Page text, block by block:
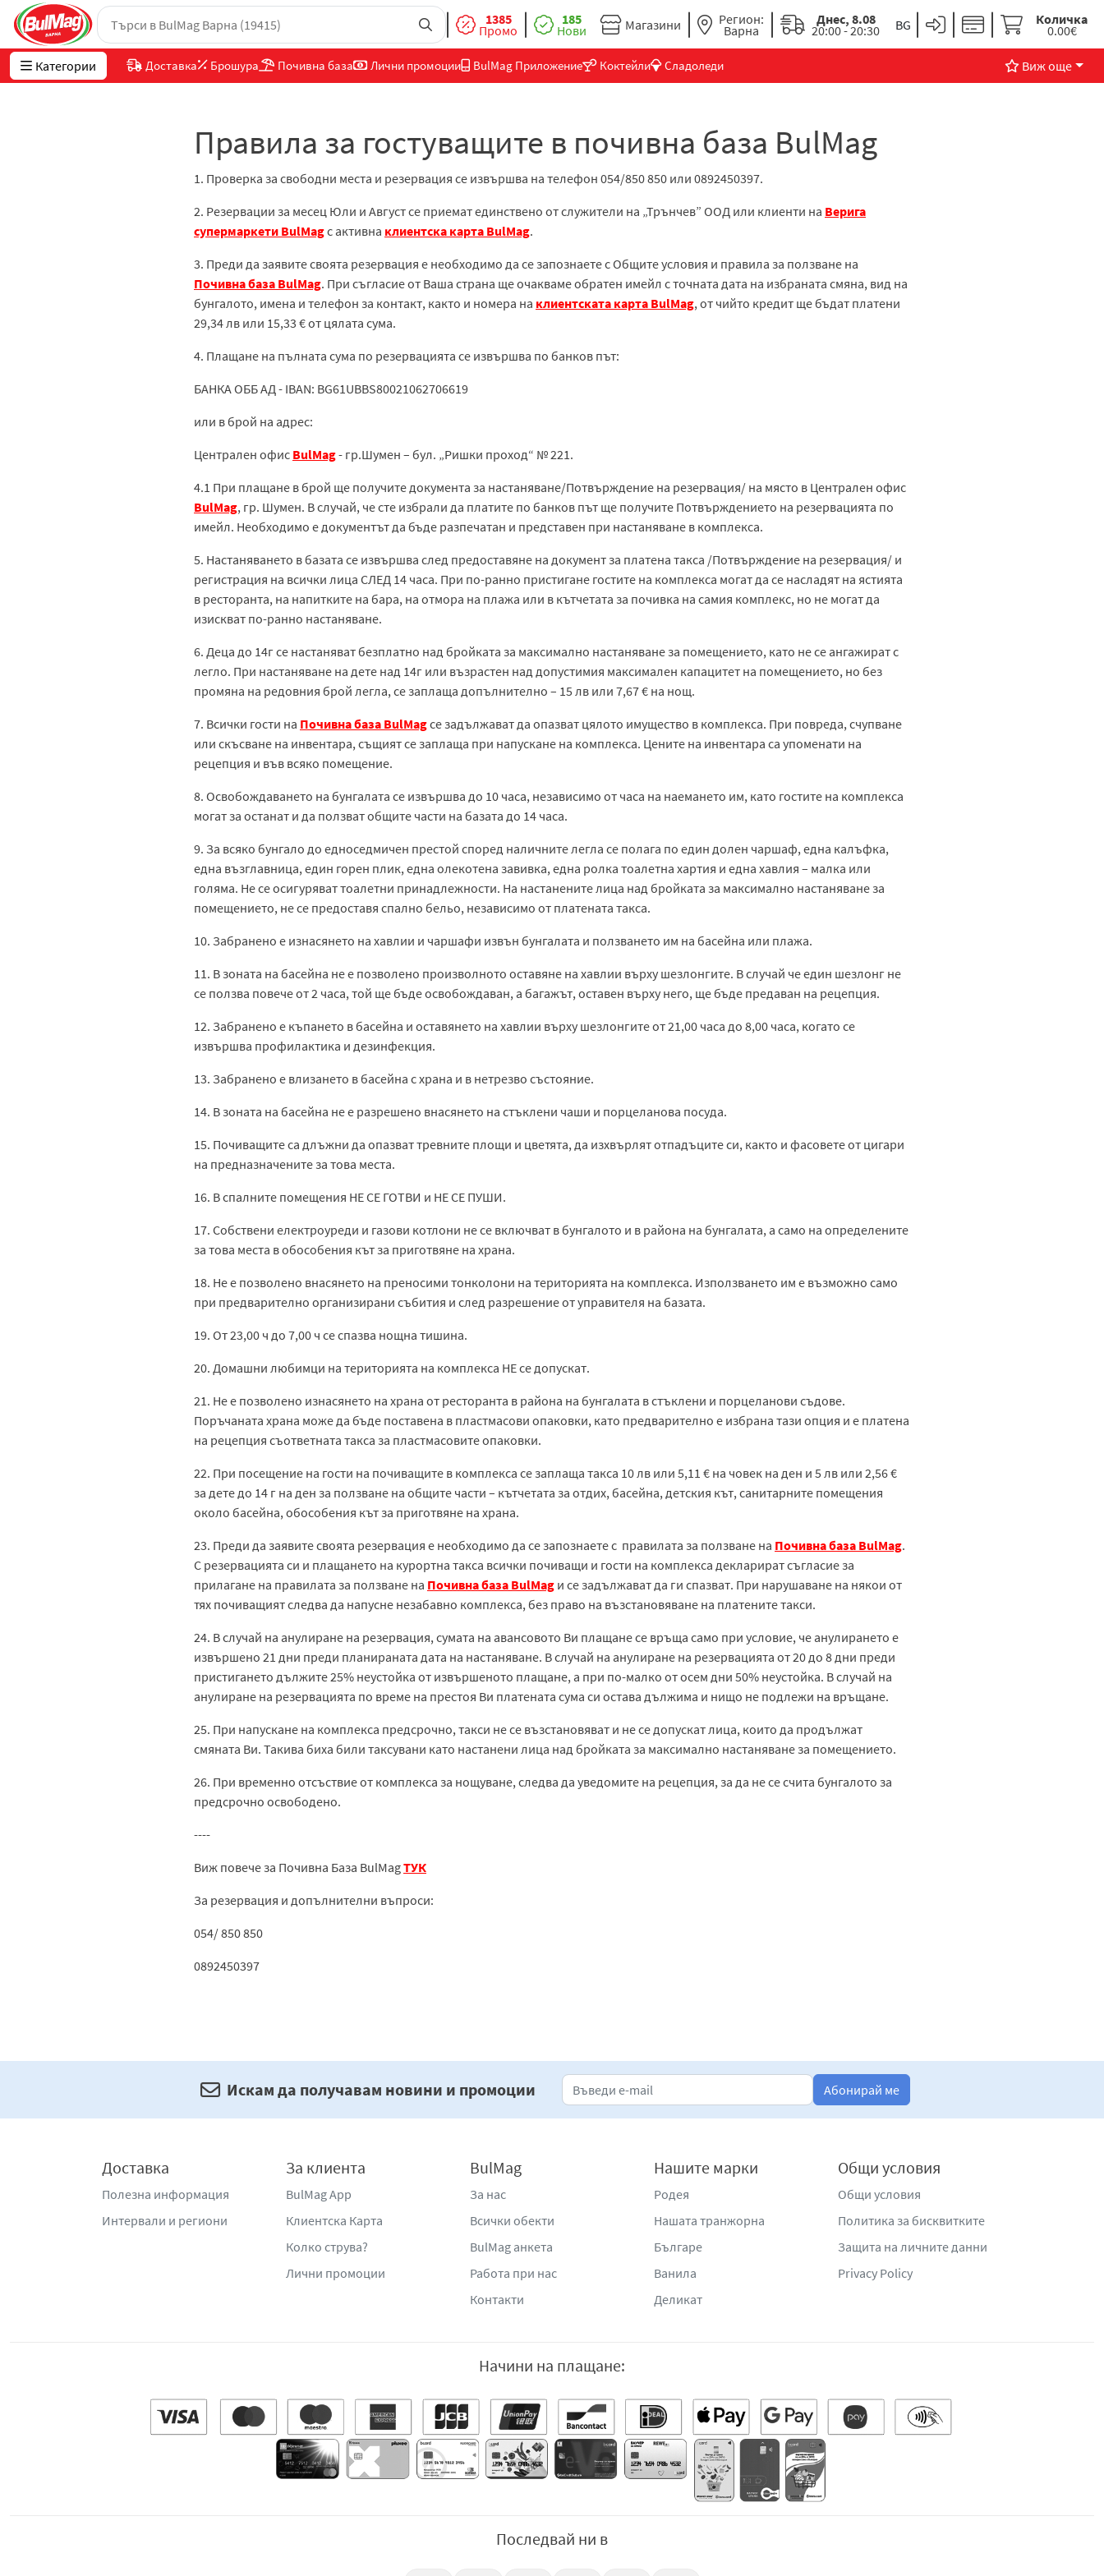
1385
Промо
185
Нови Магазини Регион:
Варна
Днес, 8.08
20:00 - 20:30
Количка
0.00€
Категории Доставка Брошура Почивна база Лични промоции BulMag Приложение Коктейли Сладоледи Виж още
Правила за гостуващите в почивна база BulMag
1. Проверка за свободни места и резервация се извършва на телефон 054/850 850 или 0892450397.
2. Резервации за месец Юли и Август се приемат единствено от служители на „Трънчев” ООД или клиенти на Верига
супермаркети BulMagс активна клиентска карта BulMag.
3. Преди да заявите своята резервация е необходимо да се запознаете с Общите условия и правила за ползване на
Почивна база BulMag. При съгласие от Ваша страна ще очакваме обратен имейл с точната дата на избраната смяна, вид на
бунгалото, имена и телефон за контакт, както и номера на клиентската карта BulMag, от чийто кредит ще бъдат платени
29,34 лв или 15,33 € от цялата сума.
4. Плащане на пълната сума по резервацията се извършва по банков път:
БАНКА ОББ АД - IBAN: BG61UBBS80021062706619
или в брой на адрес:
Централен офис BulMag- гр.Шумен – бул. „Ришки проход“ № 221.
4.1 При плащане в брой ще получите документа за настаняване/Потвърждение на резервация/ на място в Централен офис
BulMag, гр. Шумен. В случай, че сте избрали да платите по банков път ще получите Потвърждението на резервацията по
имейл. Необходимо е документът да бъде разпечатан и представен при настаняване в комплекса.
5. Настаняването в базата се извършва след предоставяне на документ за платена такса /Потвърждение на резервация/ и
регистрация на всички лица СЛЕД 14 часа. При по-ранно пристигане гостите на комплекса могат да се насладят на ястията
в ресторанта, на напитките на бара, на отмора на плажа или в кътчетата за почивка на самия комплекс, но не могат да
изискват по-ранно настаняване.
6. Деца до 14г се настаняват безплатно над бройката за максимално настаняване за помещението, като не се ангажират с
легло. При настаняване на дете над 14г или възрастен над допустимия максимален капацитет на помещението, но без
промяна на редовния брой легла, се заплаща допълнително – 15 лв или 7,67 € на нощ.
7. Всички гости на Почивна база BulMagсе задължават да опазват цялото имущество в комплекса. При повреда, счупване
или скъсване на инвентара, същият се заплаща при напускане на комплекса. Цените на инвентара са упоменати на
рецепция и във всяко помещение.
8. Освобождаването на бунгалата се извършва до 10 часа, независимо от часа на наемането им, като гостите на комплекса
могат за останат и да ползват общите части на базата до 14 часа.
9. За всяко бунгало до едноседмичен престой според наличните легла се полага по един долен чаршаф, една калъфка,
една възглавница, един горен плик, една олекотена завивка, една ролка тоалетна хартия и една хавлия – малка или
голяма. Не се осигуряват тоалетни принадлежности. На настанените лица над бройката за максимално настаняване за
помещението, не се предоставя спално бельо, независимо от платената такса.
10. Забранено е изнасянето на хавлии и чаршафи извън бунгалата и ползването им на басейна или плажа.
11. В зоната на басейна не е позволено произволното оставяне на хавлии върху шезлонгите. В случай че един шезлонг не
се ползва повече от 2 часа, той ще бъде освобождаван, а багажът, оставен върху него, ще бъде предаван на рецепция.
12. Забранено е къпането в басейна и оставянето на хавлии върху шезлонгите от 21,00 часа до 8,00 часа, когато се
извършва профилактика и дезинфекция.
13. Забранено е влизането в басейна с храна и в нетрезво състояние.
14. В зоната на басейна не е разрешено внасянето на стъклени чаши и порцеланова посуда.
15. Почиващите са длъжни да опазват тревните площи и цветята, да изхвърлят отпадъците си, както и фасовете от цигари
на предназначените за това места.
16. В спалните помещения НЕ СЕ ГОТВИ и НЕ СЕ ПУШИ.
17. Собствени електроуреди и газови котлони не се включват в бунгалото и в района на бунгалата, а само на определените
за това места в обособения кът за приготвяне на храна.
18. Не е позволено внасянето на преносими тонколони на територията на комплекса. Използването им е възможно само
при предварително организирани събития и след разрешение от управителя на базата.
19. От 23,00 ч до 7,00 ч се спазва нощна тишина.
20. Домашни любимци на територията на комплекса НЕ се допускат.
21. Не е позволено изнасянето на храна от ресторанта в района на бунгалата в стъклени и порцеланови съдове.
Поръчаната храна може да бъде поставена в пластмасови опаковки, като предварително е избрана тази опция и е платена
на рецепция съответната такса за пластмасовите опаковки.
22. При посещение на гости на почиващите в комплекса се заплаща такса 10 лв или 5,11 € на човек на ден и 5 лв или 2,56 €
за дете до 14 г на ден за ползване на общите части – кътчетата за отдих, басейна, детския кът, санитарните помещения
около басейна, обособения кът за приготвяне на храна.
23. Преди да заявите своята резервация е необходимо да се запознаете с правилата за ползване на Почивна база BulMag.
С резервацията си и плащането на курортна такса всички почиващи и гости на комплекса декларират съгласие за
прилагане на правилата за ползване на Почивна база BulMag и се задължават да ги спазват. При нарушаване на някои от
тях почиващият следва да напусне незабавно комплекса, без право на възстановяване на платените такси.
24. В случай на анулиране на резервация, сумата на авансовото Ви плащане се връща само при условие, че анулирането е
извършено 21 дни преди планираната дата на настаняване. В случай на анулиране на резервацията от 20 до 8 дни преди
пристигането дължите 25% неустойка от извършеното плащане, а при по-малко от осем дни 50% неустойка. В случай на
анулиране на резервацията по време на престоя Ви платената сума си остава дължима и нищо не подлежи на връщане.
25. При напускане на комплекса предсрочно, такси не се възстановяват и не се допускат лица, които да продължат
смяната Ви. Такива биха били таксувани като настанени лица над бройката за максимално настаняване за помещението.
26. При временно отсъствие от комплекса за нощуване, следва да уведомите на рецепция, за да не се счита бунгалото за
предсрочно освободено.
----
Виж повече за Почивна База BulMagТУК
За резервация и допълнителни въпроси:
054/ 850 850
0892450397
Искам да получавам новини и промоции Абонирай ме
Доставка
Полезна информация
Интервали и региони
За клиента
BulMag App
Клиентска Карта
Колко струва?
Лични промоции
BulMag
За нас
Всички обекти
BulMag анкета
Работа при нас
Контакти
Нашите марки
Родея
Нашата транжорна
Българе
Ванила
Деликат
Общи условия
Общи условия
Политика за бисквитките
Защита на личните данни
Privacy Policy
Начини на плащане:
Последвай ни в